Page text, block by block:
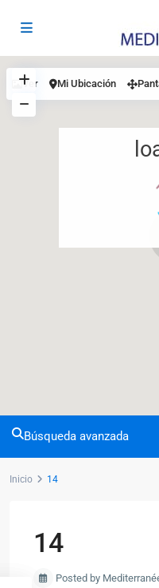
Ver Mi Ubicación
Búsqueda avanzada
Inicio 14
14
Posted by